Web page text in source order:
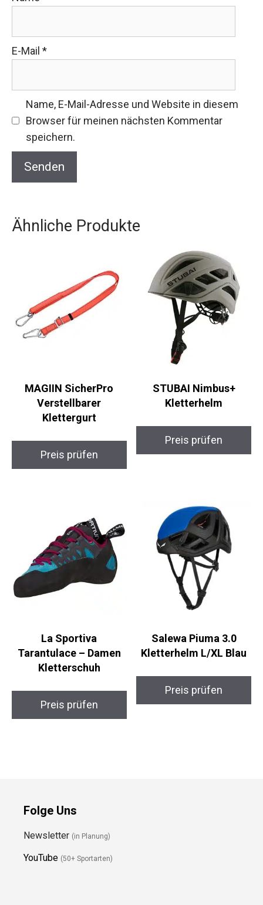
E-Mail *
Name, E-Mail-Adresse und Website in diesem
Browser für meinen nächsten Kommentar
speichern.
Ähnliche Produkte
MAGIIN SicherPro
Verstellbarer
Klettergurt
Preis prüfen
STUBAI Nimbus+
Kletterhelm
Preis prüfen
La Sportiva
Tarantulace – Damen
Kletterschuh
Preis prüfen
Salewa Piuma 3.0
Kletterhelm L/XL Blau
Preis prüfen
Folge Uns
Newsletter (in Planung)
YouTube (50+ Sportarten)